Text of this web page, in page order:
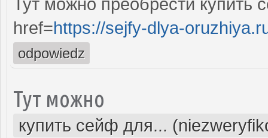
Тут можно преобрести купить
href=https://sejfy-dlya-
odpowiedz
Тут можно
купить сейф для...